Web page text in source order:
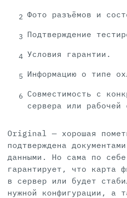
Фото разъёмов и
Подтверждение
Условия гарантии.
Информацию о типе
Совместимость с
сервера или рабочей
Original — хорошая
подтверждена
данными. Но сама по
гарантирует, что карта
в сервер или будет
нужной конфигурации, а